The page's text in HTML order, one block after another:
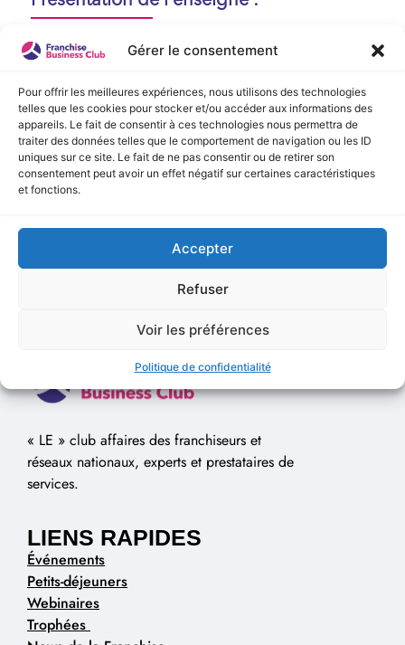
Gérer le consentement
Pour offrir les meilleures expériences, nous utilisons des technologies
telles que les cookies pour stocker et/ou accéder aux informations des
appareils. Le fait de consentir à ces technologies nous permettra de
traiter des données telles que le comportement de navigation ou les ID
uniques sur ce site. Le fait de ne pas consentir ou de retirer son
consentement peut avoir un effet négatif sur certaines caractéristiques
et fonctions.
Accepter
Refuser
Voir les préférences
Politique de confidentialité
Aucune présentation n'est disponible
actuellement !
Vidéo de Présentation
Aucune vidéo disponible.
« LE » club affaires des franchiseurs et
réseaux nationaux, experts et prestataires de
services.
LIENS RAPIDES
Événements
Petits-déjeuners
Webinaires
Trophées